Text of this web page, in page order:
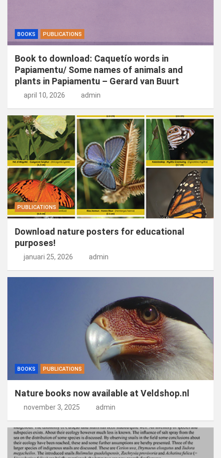
BOOKS PUBLICATIONS
Book to download: Caquetío words in
Papiamentu/ Some names of animals and
plants in Papiamentu – Gerard van Buurt
april 10, 2026 admin
PUBLICATIONS
Download nature posters for educational
purposes!
januari 25, 2026 admin
BOOKS PUBLICATIONS
Nature books now available at Veldshop.nl
november 3, 2025 admin